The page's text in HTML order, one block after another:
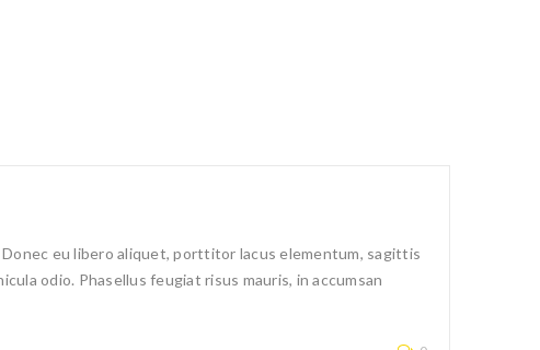
eu libero aliquet, porttitor lacus elementum, sagittis
odio. Phasellus feugiat risus mauris, in accumsan